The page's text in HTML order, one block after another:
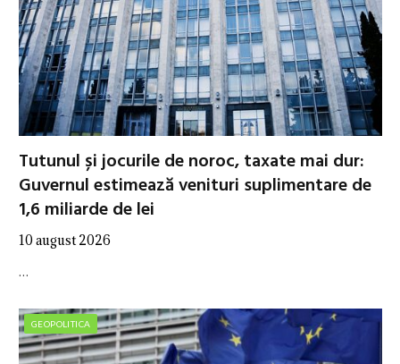
Tutunul și jocurile de noroc, taxate mai dur:
Guvernul estimează venituri suplimentare de
1,6 miliarde de lei
10 august 2026
…
GEOPOLITICA